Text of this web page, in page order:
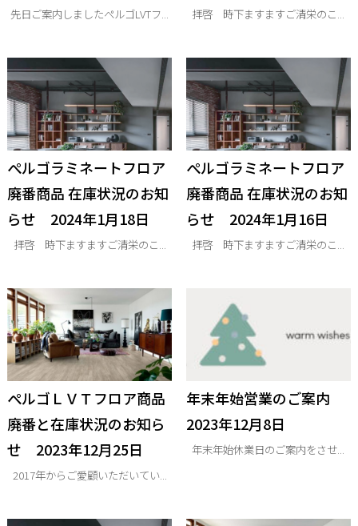
先日ご案内しましたぺルゴLVTフ... 拝啓 時下ますますご清栄のこ...
ぺルゴラミネートフロア
廃番商品 在庫状況のお知
らせ 2024年1月18日
拝啓 時下ますますご清栄のこ...
ぺルゴラミネートフロア
廃番商品 在庫状況のお知
らせ 2024年1月16日
拝啓 時下ますますご清栄のこ...
ぺルゴＬＶＴフロア商品
廃番と在庫状況のお知ら
せ 2023年12月25日
2017年からご愛顧いただいてい...
年末年始営業のご案内
2023年12月8日
年末年始休業日のご案内をさせ...